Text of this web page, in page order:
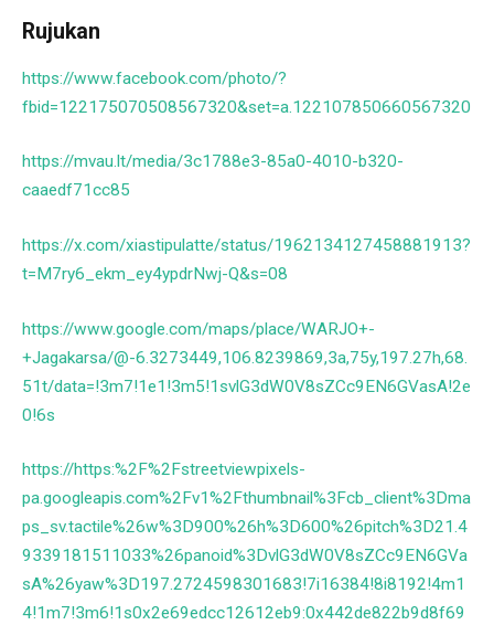
Rujukan
https://www.facebook.com/photo/?
fbid=122175070508567320&set=a.122107850660567320
https://mvau.lt/media/3c1788e3-85a0-4010-b320-
caaedf71cc85
https://x.com/xiastipulatte/status/1962134127458881913?
t=M7ry6_ekm_ey4ypdrNwj-Q&s=08
https://www.google.com/maps/place/WARJO+-
+Jagakarsa/@-6.3273449,106.8239869,3a,75y,197.27h,68.
51t/data=!3m7!1e1!3m5!1svlG3dW0V8sZCc9EN6GVasA!2e
0!6s
https://https:%2F%2Fstreetviewpixels-
pa.googleapis.com%2Fv1%2Fthumbnail%3Fcb_client%3Dma
ps_sv.tactile%26w%3D900%26h%3D600%26pitch%3D21.4
9339181511033%26panoid%3DvlG3dW0V8sZCc9EN6GVa
sA%26yaw%3D197.2724598301683!7i16384!8i8192!4m1
4!1m7!3m6!1s0x2e69edcc12612eb9:0x442de822b9d8f69